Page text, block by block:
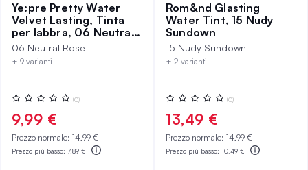
Ye:pre Pretty Water
Velvet Lasting, Tinta
per labbra, 06 Neutral
Rose
06 Neutral Rose
+ 9 varianti
Valutazione:
0%
(0)
9,99 €
Prezzo normale: 14,99 €
Prezzo più basso: 7,89 €
Rom&nd Glasting
Water Tint, 15 Nudy
Sundown
15 Nudy Sundown
+ 2 varianti
Valutazione:
0%
(0)
13,49 €
Prezzo normale: 14,99 €
Prezzo più basso: 10,49 €